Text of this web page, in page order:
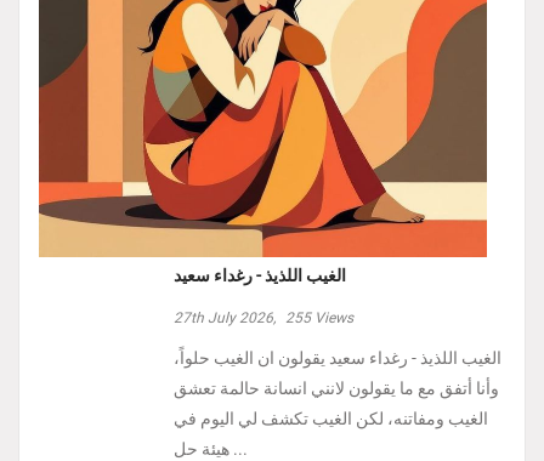
الغيب اللذيذ - رغداء سعيد
27th July 2026, 255Views
الغيب اللذيذ - رغداء سعيد يقولون ان الغيب حلواً،
وأنا أتفق مع ما يقولون لانني انسانة حالمة تعشق
الغيب ومفاتنه، لكن الغيب تكشف لي اليوم في
هيئة حل ...